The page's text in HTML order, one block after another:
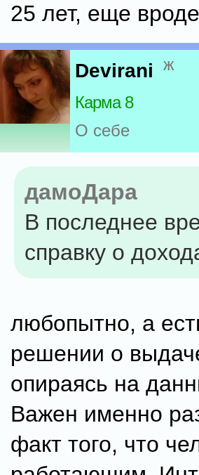
25 лет, еще
Devirani ж
Карма 8
О себе
дамоДара
В последнее
справку о
любопытно, а
решении о
опираясь на
Важен именно
факт того, что